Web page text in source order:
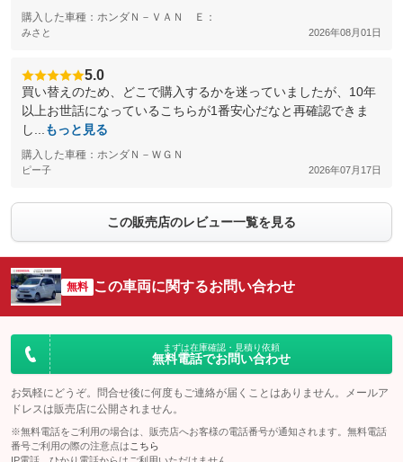
購入した車種：ホンダＮ－ＶＡＮ Ｅ：
みさと 2026年08月01日
5.0
買い替えのため、どこで購入するかを迷っていましたが、10年
以上お世話になっているこちらが1番安心だなと再確認できま
し...
もっと見る
購入した車種：ホンダＮ－ＷＧＮ
ピー子 2026年07月17日
この販売店のレビュー一覧を見る
無料 この車両に関するお問い合わせ
まずは在庫確認・見積り依頼
無料電話でお問い合わせ
お気軽にどうぞ。問合せ後に何度もご連絡が届くことはありません。メールア
ドレスは販売店に公開されません。
※無料電話をご利用の場合は、販売店へお客様の電話番号が通知されます。無料電話
番号ご利用の際の注意点は こちら